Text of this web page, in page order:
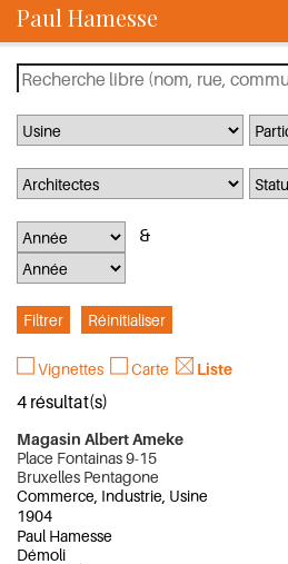
Paul Hamesse
Vignettes Carte Liste
4 résultat(s)
Magasin Albert Ameke
Place Fontainas 9-15
Bruxelles Pentagone
Commerce, Industrie, Usine
1904
Paul Hamesse
Démoli